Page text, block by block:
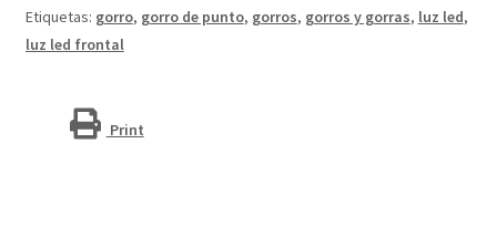
Etiquetas: gorro, gorro de punto, gorros, gorros y gorras, luz led,
luz led frontal
Print